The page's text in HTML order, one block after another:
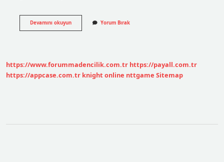
Devamını okuyunOto
Boya
Yorum Bırak
https://www.forummadencilik.com.tr https://payall.com.tr
https://appcase.com.tr knight online nttgame Sitemap